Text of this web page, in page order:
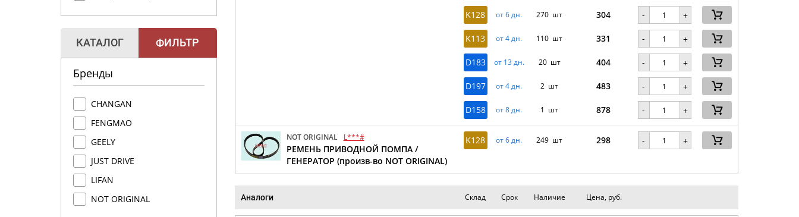
КАТАЛОГ ФИЛЬТР
Бренды
CHANGAN
FENGMAO
GEELY
JUST DRIVE
LIFAN
NOT ORIGINAL
K128 от 6 дн. 270 шт 304 - +
K113 от 4 дн. 110 шт 331 - +
D183 от 13 дн. 20 шт 404 - +
D197 от 4 дн. 2 шт 483 - +
D158 от 8 дн. 1 шт 878 - +
NOT ORIGINAL L***#
РЕМЕНЬ ПРИВОДНОЙ ПОМПА /
ГЕНЕРАТОР (произв-во NOT ORIGINAL)
K128 от 6 дн. 249 шт 298 - +
Аналоги Склад Срок Наличие Цена, руб.